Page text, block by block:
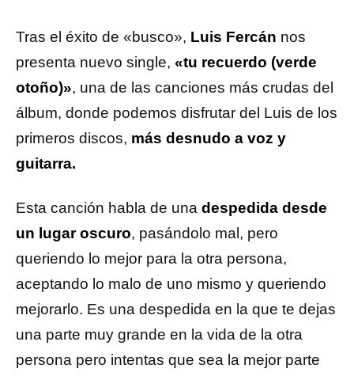
Tras el éxito de «busco», Luis Fercán nos
presenta nuevo single, «tu recuerdo (verde
otoño)», una de las canciones más crudas del
álbum, donde podemos disfrutar del Luis de los
primeros discos, más desnudo a voz y
guitarra.
Esta canción habla de una despedida desde
un lugar oscuro, pasándolo mal, pero
queriendo lo mejor para la otra persona,
aceptando lo malo de uno mismo y queriendo
mejorarlo. Es una despedida en la que te dejas
una parte muy grande en la vida de la otra
persona pero intentas que sea la mejor parte